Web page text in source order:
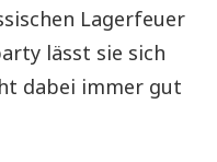
Lagerfeuer
lässt sie sich
dabei immer gut